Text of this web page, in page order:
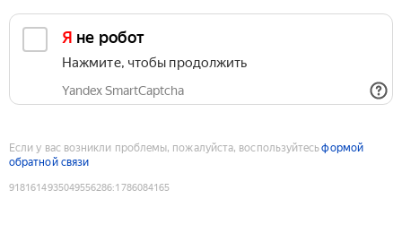
Я не робот
Нажмите, чтобы продолжить
Yandex SmartCaptcha
Если у вас возникли проблемы, пожалуйста, воспользуйтесьформой
обратной связи
9181614935049556286:1786084165